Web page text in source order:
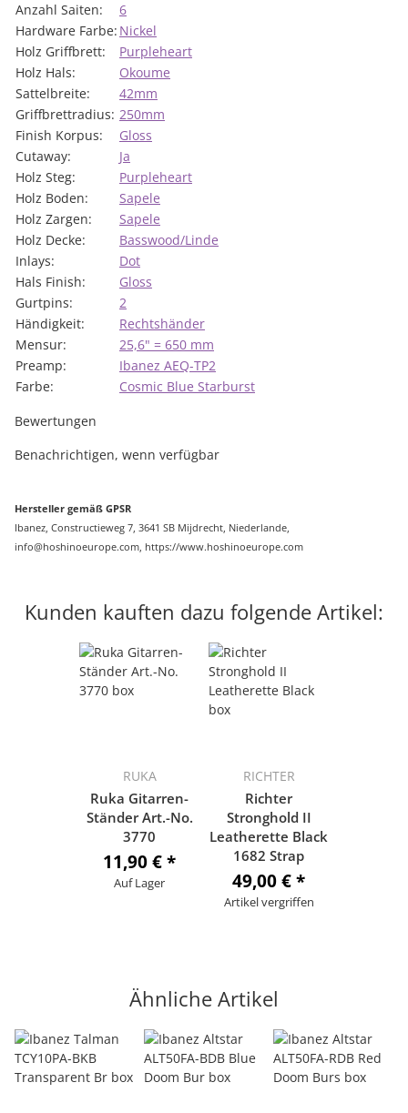
Anzahl Saiten:
6
Hardware Farbe: Nickel
Holz Griffbrett:
Purpleheart
Holz Hals:
Okoume
Sattelbreite:
42mm
Griffbrettradius: 250mm
Finish Korpus:
Gloss
Cutaway:
Ja
Holz Steg:
Purpleheart
Holz Boden:
Sapele
Holz Zargen:
Sapele
Holz Decke:
Basswood/Linde
Inlays:
Dot
Hals Finish:
Gloss
Gurtpins:
2
Händigkeit:
Rechtshänder
Mensur:
25,6" = 650 mm
Preamp:
Ibanez AEQ-TP2
Farbe:
Cosmic Blue Starburst
Bewertungen
Benachrichtigen, wenn verfügbar
Hersteller gemäß GPSR
Ibanez, Constructieweg 7, 3641 SB Mijdrecht, Niederlande,
info@hoshinoeurope.com , https://www.hoshinoeurope.com
Kunden kauften dazu folgende Artikel:
RUKA
Ruka Gitarren-
Ständer Art.-No.
3770
11,90 €*
Auf Lager
RICHTER
Richter
Stronghold II
Leatherette Black
1682 Strap
49,00 €*
Artikel vergriffen
Ähnliche Artikel